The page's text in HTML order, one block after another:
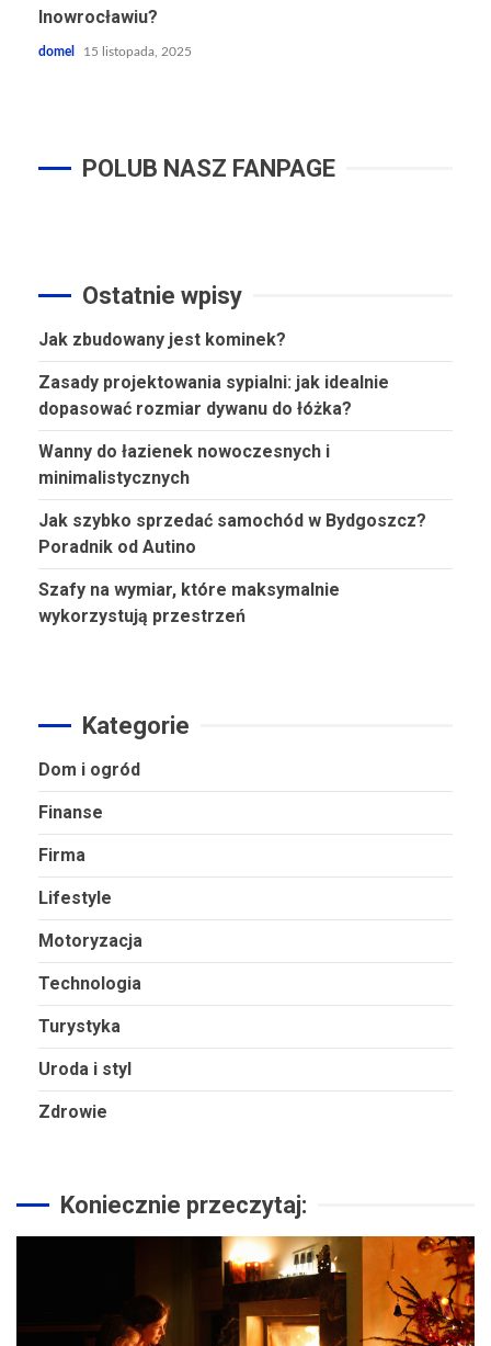
Inowrocławiu?
domel 15 listopada, 2025
POLUB NASZ FANPAGE
Ostatnie wpisy
Jak zbudowany jest kominek?
Zasady projektowania sypialni: jak idealnie
dopasować rozmiar dywanu do łóżka?
Wanny do łazienek nowoczesnych i
minimalistycznych
Jak szybko sprzedać samochód w Bydgoszcz?
Poradnik od Autino
Szafy na wymiar, które maksymalnie
wykorzystują przestrzeń
Kategorie
Dom i ogród
Finanse
Firma
Lifestyle
Motoryzacja
Technologia
Turystyka
Uroda i styl
Zdrowie
Koniecznie przeczytaj: